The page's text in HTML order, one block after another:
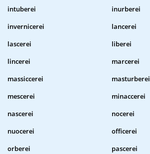
intuberei
inurberei
invernicerei
lancerei
lascerei
liberei
lincerei
marcerei
massiccerei
masturberei
mescerei
minaccerei
nascerei
nocerei
nuocerei
officerei
orberei
pascerei